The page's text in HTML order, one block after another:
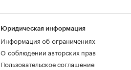
Юридическая информация
Информация об ограничениях
О соблюдении авторских прав
Пользовательское соглашение